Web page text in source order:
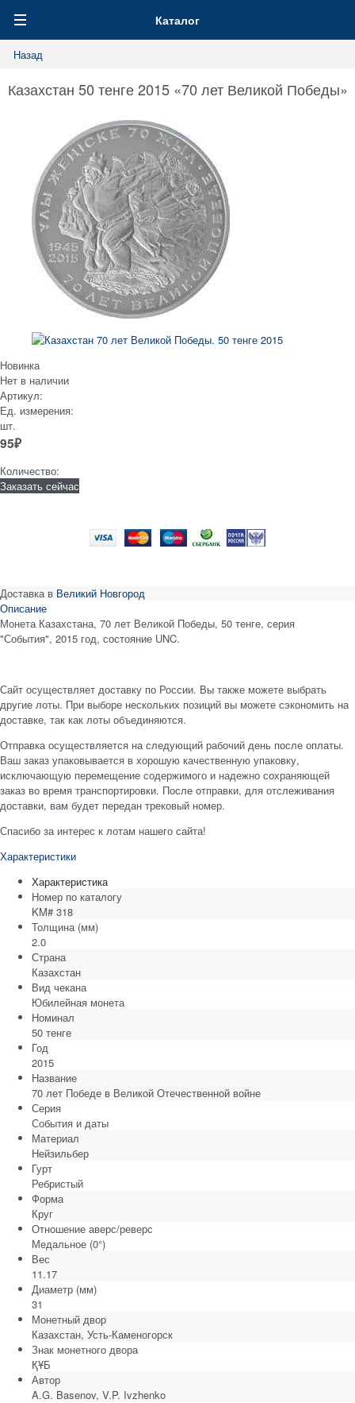
Каталог
Назад
Казахстан 50 тенге 2015 «70 лет Великой Победы»
Новинка
Нет в наличии
Артикул:
Ед. измерения:
шт.
95₽
Количество:
Заказать сейчас
Доставка в Великий Новгород
Описание
Монета Казахстана, 70 лет Великой Победы, 50 тенге, серия
"События", 2015 год, состояние UNC.
Сайт осуществляет доставку по России. Вы также можете выбрать
другие лоты. При выборе нескольких позиций вы можете сэкономить на
доставке, так как лоты объединяются.
Отправка осуществляется на следующий рабочий день после оплаты.
Ваш заказ упаковывается в хорошую качественную упаковку,
исключающую перемещение содержимого и надежно сохраняющей
заказ во время транспортировки. После отправки, для отслеживания
доставки, вам будет передан трековый номер.
Спасибо за интерес к лотам нашего сайта!
Характеристики
Характеристика
Номер по каталогу
KM# 318
Толщина (мм)
2.0
Страна
Казахстан
Вид чекана
Юбилейная монета
Номинал
50 тенге
Год
2015
Название
70 лет Победе в Великой Отечественной войне
Серия
События и даты
Материал
Нейзильбер
Гурт
Ребристый
Форма
Круг
Отношение аверс/реверс
Медальное (0°)
Вес
11.17
Диаметр (мм)
31
Монетный двор
Казахстан, Усть-Каменогорск
Знак монетного двора
ҚҰБ
Автор
A.G. Basenov, V.P. Ivzhenko